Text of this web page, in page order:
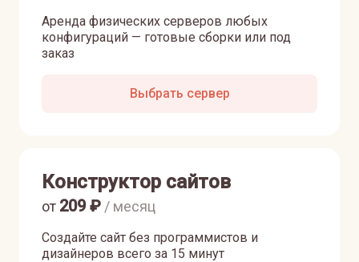
Аренда физических серверов любых
конфигураций — готовые сборки или под
заказ
Выбрать сервер
Конструктор сайтов
Создайте сайт без программистов и
дизайнеров всего за 15 минут
от 209₽ / месяц